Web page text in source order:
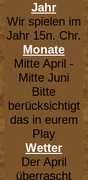
Jahr
Wir spielen im
Jahr 15n. Chr.
Monate
Mitte April -
Mitte Juni
Bitte
berücksichtigt
das in eurem
Play
Wetter
Der April
überrascht